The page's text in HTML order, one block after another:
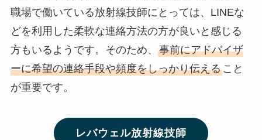
職場で働いている放射線技師にとっては、LINEな
どを利用した柔軟な連絡方法の方が良いと感じる
方もいるようです。そのため、 事前にアドバイザ
ーに希望の連絡手段や頻度をしっかり伝えること
が重要です。
レバウェル放射線技師